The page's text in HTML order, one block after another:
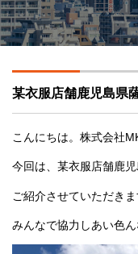
ビル・マンション・商
外壁塗装・防水工事
オフィス・店舗の内装
足場組み立て・解体工事
採用情報
某衣服店舗鹿児島県
こんにちは。株式会社
今回は、某衣服店舗鹿
ご紹介させていただき
みんなで協力しあい色